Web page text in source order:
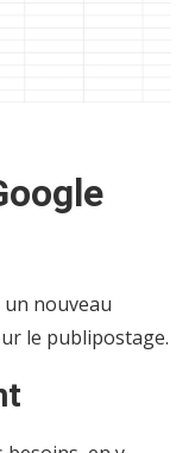
un nouveau
le publipostage.